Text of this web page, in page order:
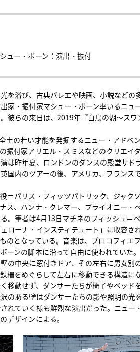
ュー・ボーン：演出・振付
を浴び、古典バレエや映画、小説などの
家・振付家マシュー・ボーン率いるニュ
彼らの来日は、2019年『白鳥の湖～ス
土の若い才能を発掘するニュー・アドベ
付家アリエル・スミスなどのクリエイタ
は昨年夏、ロンドンのダンスの殿堂サド
国内のツアーの後、アメリカ、フランス
＝パリス・フィッツパトリック、ジャク
ス、ハンナ・クレマー、ブライオニー・
。筆者は4月13日マチネのフィッシュ＝
ローナ・インスティテュート」に収容さ
のとなっている。音楽は、プロコフィエ
ンの脚本に沿って自由に使われていた。
の中央に窓付きドア、その左右に男女別
柵をめぐらして左右に移動できる構造に
移動せず、ダンサーたちが椅子やベッド
のある壁はダンサーたちの影や照明の光
れていく様も鮮烈な演出だった。ニュー
デザインによる。